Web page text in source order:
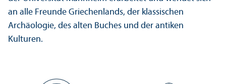
an alle Freunde Griechenlands, der klassischen
Archäologie, des alten Buches und der anti­ken
Kulturen.